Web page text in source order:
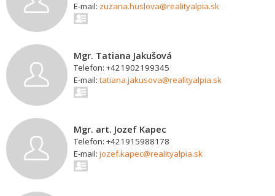
E-mail: zuzana.huslova@realityalpia.sk
Mgr. Tatiana Jakušová
Telefon: +421902199345
E-mail: tatiana.jakusova@realityalpia.sk
Mgr. art. Jozef Kapec
Telefon: +421915988178
E-mail: jozef.kapec@realityalpia.sk